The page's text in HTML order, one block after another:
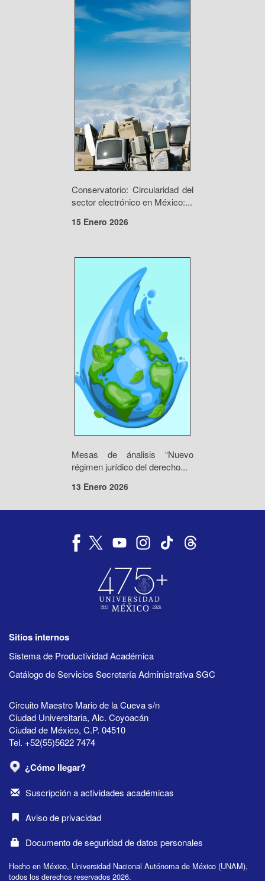
Conservatorio: Circularidad del
sector electrónico en México:...
15 Enero 2026
Mesas de ánalisis “Nuevo
régimen jurídico del derecho...
13 Enero 2026
Sitios internos
Sistema de Productividad Académica
Catálogo de Servicios Secretaría Administrativa SGC
Circuito Maestro Mario de la Cueva s/n
Ciudad Universitaria, Alc. Coyoacán
Ciudad de México, C.P. 04510
Tel. +52(55)5622 7474
¿Cómo llegar?
Suscripción a actividades académicas
Aviso de privacidad
Documento de seguridad de datos personales
Hecho en México, Universidad Nacional Autónoma de México (UNAM),
todos los derechos reservados 2026.